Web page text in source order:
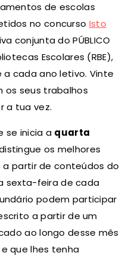
de escolas
no concurso Isto
conjunta do PÚBLICO
Escolares (RBE),
cada ano letivo. Vinte
os seus trabalhos
a tua vez.
se inicia a quarta
os melhores
partir de conteúdos do
sexta-feira de cada
podem participar
a partir de um
ao longo desse mês
que lhes tenha